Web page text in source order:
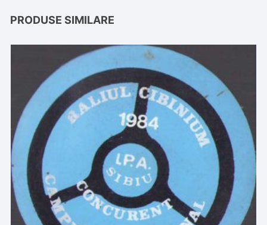
PRODUSE SIMILARE